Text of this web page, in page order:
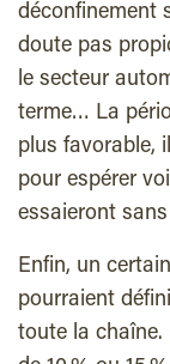
déconfinement
doute pas
le secteur
terme… La
plus favorable,
pour espérer
essaieront
Enfin, un
pourraient
toute la chaîne.